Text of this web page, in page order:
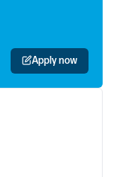
Apply now